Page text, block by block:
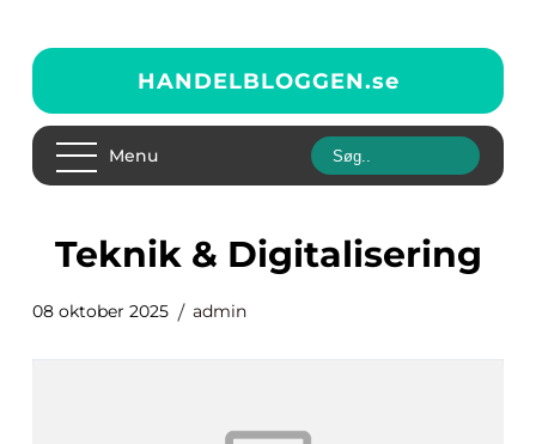
HANDELBLOGGEN.se
Menu
Teknik & Digitalisering
08 oktober 2025 admin